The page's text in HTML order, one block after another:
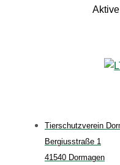
Tierschutzverein
Bergiusstraße 1
41540 Dormagen